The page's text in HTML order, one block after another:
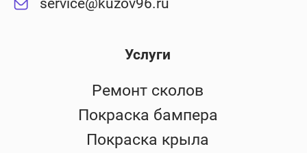
Услуги
Ремонт сколов
Покраска бампера
Покраска крыла
service@kuzov96.ru